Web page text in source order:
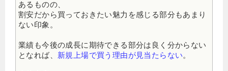
あるものの、
割安だから買っておきたい魅力を感じる部分もあまり
ない印象。
業績も今後の成長に期待できる部分は良く分からない
となれば、 新規上場で買う理由が見当たらない。